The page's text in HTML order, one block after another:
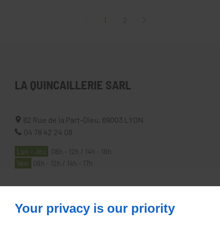
1
LA QUINCAILLERIE SARL
82 Rue de la Part-Dieu, 69003
LYON
04 78 42 24 08
Lun - Jeu
08h - 12h / 14h - 18h
Ven
08h - 12h / 14h - 17h
Your privacy is our priority